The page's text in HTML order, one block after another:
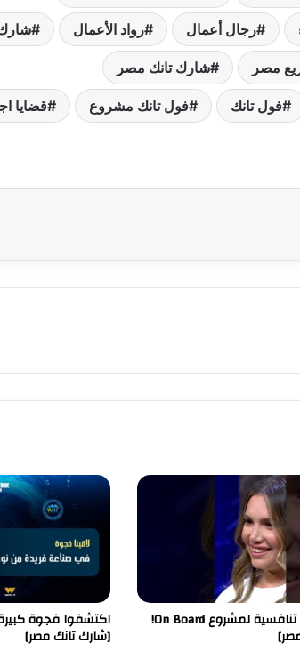
رجال أعمال رواد الأعمال
مصر شارك تانك مصر
فول تانك فول تانك مشروع قضايا
مفيش ميزة تنافسية لمشروع On Board! اكتشفوا فجوة
[شارك تانك مصر]